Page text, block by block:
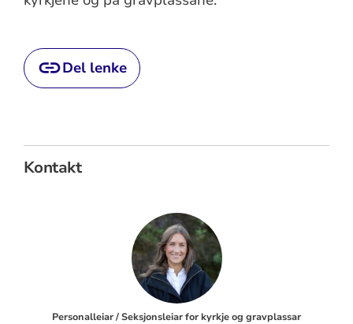
Del lenke
Kontakt
Personalleiar / Seksjonsleiar for kyrkje og gravplassar